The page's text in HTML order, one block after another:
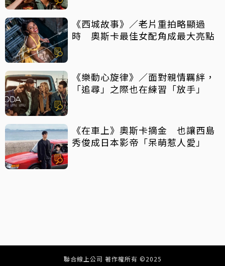
《西城故事》／老片重拍略顯過
時 奧斯卡最佳女配角成最大亮點
《樂動心旋律》／面對親情羈絆，
「追尋」之際也在練習「放手」
《在車上》奧斯卡摘金 也讓西島
秀俊成日本影帝「呆萌惹人愛」
聯合線上公司 著作權所有 ©2025